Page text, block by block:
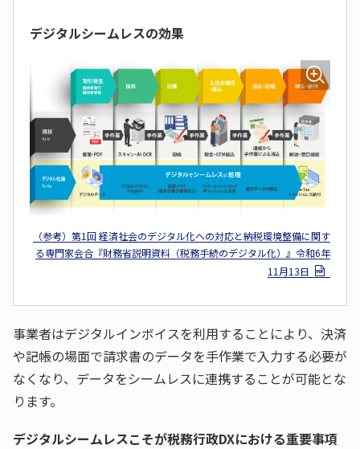
デジタルシームレスの効果
（参考）第1回 経済社会のデジタル化への対応と納税環境整備に関す
る専門家会合『財務省説明資料（税務手続のデジタル化）』令和6年
11月13日
事業者はデジタルインボイスを利用することにより、決済
や記帳の場面で請求書のデータを手作業で入力する必要が
なくなり、データをシームレスに連携することが可能とな
ります。
デジタルシームレスこそが税務行政DXにおける重要事項